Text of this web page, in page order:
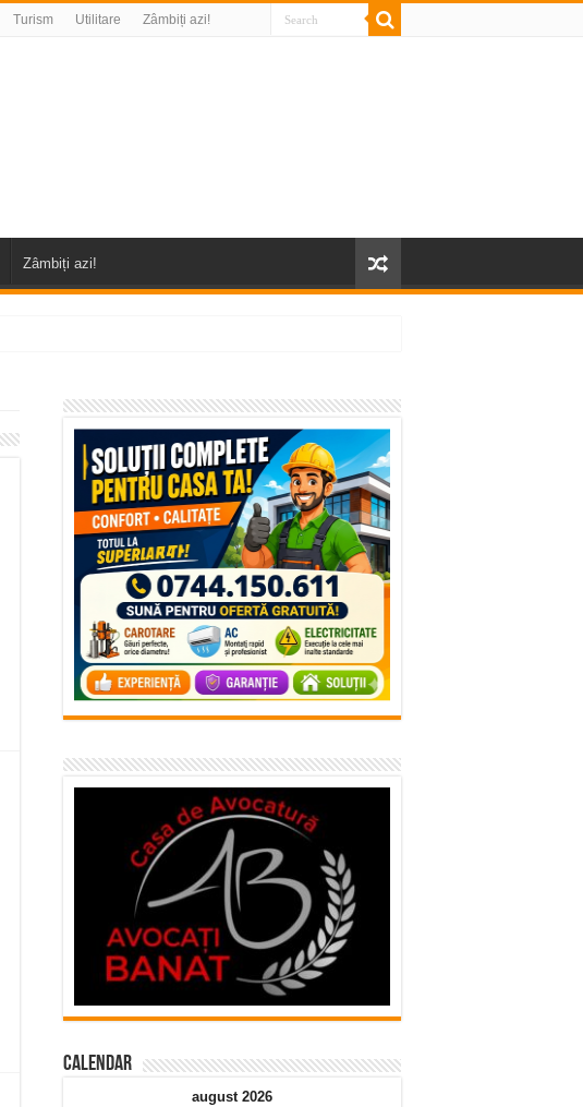
Turism Utilitare Zâmbiți azi!
Zâmbiți azi!
Calendar
august 2026